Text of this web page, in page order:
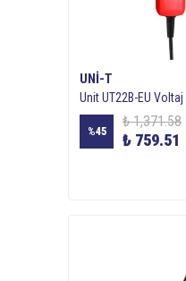
UNI-T
Unit UT22B-EU
%45
₺ 1,371.58
₺ 759.51